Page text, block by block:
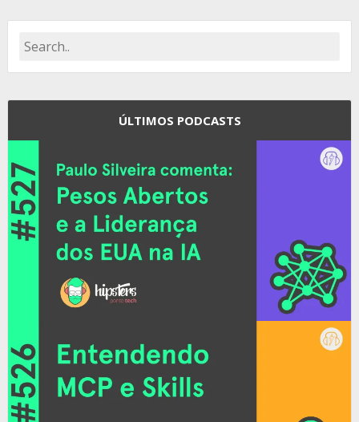
ÚLTIMOS PODCASTS